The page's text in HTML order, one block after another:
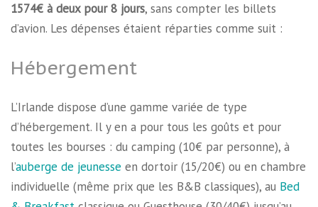
1574€ à deux pour 8 jours, sans compter les billets
d’avion. Les dépenses étaient réparties comme suit :
Hébergement
L’Irlande dispose d’une gamme variée de type
d’hébergement. Il y en a pour tous les goûts et pour
toutes les bourses : du camping (10€ par personne), à
l’auberge de jeunesse en dortoir (15/20€) ou en chambre
individuelle (même prix que les B&B classiques), au Bed